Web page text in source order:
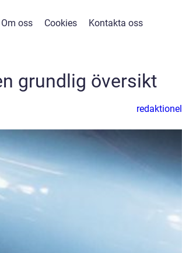
Om oss Cookies Kontakta oss
grundlig översikt
redaktionel